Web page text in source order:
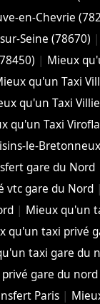
en-Chevrie
Seine (78670) |
| Mieux
qu'un Taxi
qu'un Taxi
qu'un Taxi
le-
gare du Nord
vtc gare du Nord|
| Mieux qu'un
qu'un taxi privé
taxi gare du
gare du nord
Paris|